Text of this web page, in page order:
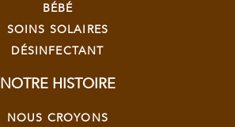
BÉBÉ
SOINS SOLAIRES
DÉSINFECTANT
NOTRE HISTOIRE
NOUS CROYONS